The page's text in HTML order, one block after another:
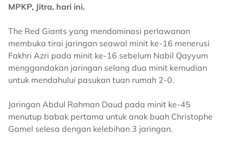
MPKP, Jitra, hari ini.
The Red Giants yang mendominasi perlawanan
membuka tirai jaringan seawal minit ke-16 menerusi
Fakhri Azri pada minit ke-16 sebelum Nabil Qayyum
menggandakan jaringan selang dua minit kemudian
untuk mendahului pasukan tuan rumah 2-0.
Jaringan Abdul Rahman Daud pada minit ke-45
menutup babak pertama untuk anak buah Christophe
Gamel selesa dengan kelebihan 3 jaringan.